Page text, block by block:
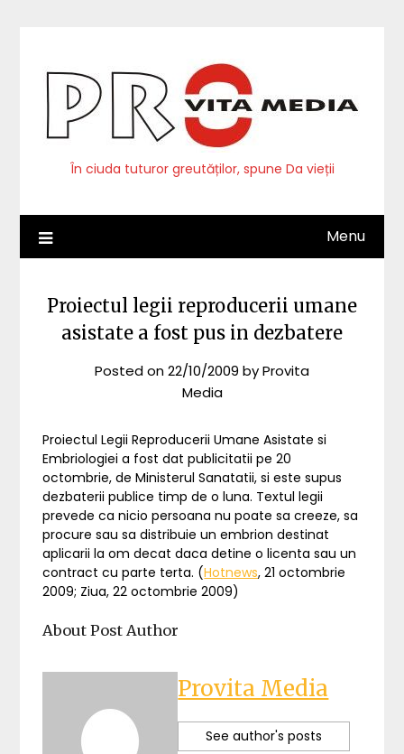
În ciuda tuturor greutăților, spune Da vieții
Menu
Proiectul legii reproducerii umane
asistate a fost pus in dezbatere
Posted on22/10/2009 byProvita
Media
Proiectul Legii Reproducerii Umane Asistate si
Embriologiei a fost dat publicitatii pe 20
octombrie, de Ministerul Sanatatii, si este supus
dezbaterii publice timp de o luna. Textul legii
prevede ca nicio persoana nu poate sa creeze, sa
procure sau sa distribuie un embrion destinat
aplicarii la om decat daca detine o licenta sau un
contract cu parte terta. (Hotnews, 21 octombrie
2009; Ziua, 22 octombrie 2009)
About Post Author
Provita Media
See author's posts